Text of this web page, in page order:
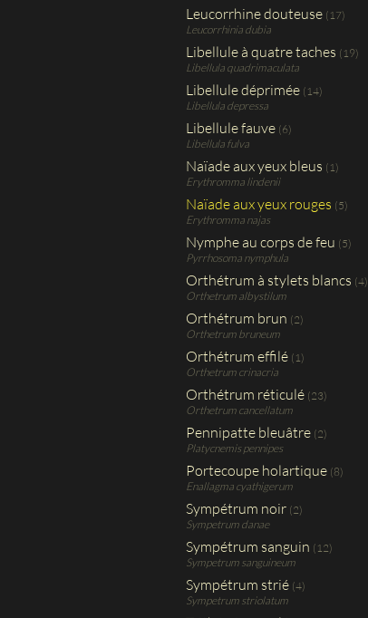
Leucorrhine douteuse (17)
Leucorrhinia dubia
Libellule à quatre taches (19)
Libellula quadrimaculata
Libellule déprimée (14)
Libellula depressa
Libellule fauve (6)
Libellula fulva
Naïade aux yeux bleus (1)
Erythromma lindenii
Naïade aux yeux rouges (5)
Erythromma najas
Nymphe au corps de feu (5)
Pyrrhosoma nymphula
Orthétrum à stylets blancs (4)
Orthetrum albystilum
Orthétrum brun (2)
Orthetrum bruneum
Orthétrum effilé (1)
Orthetrum crinacria
Orthétrum réticulé (23)
Orthetrum cancellatum
Pennipatte bleuâtre (2)
Platycnemis pennipes
Portecoupe holartique (8)
Enallagma cyathigerum
Sympétrum noir (2)
Sympetrum danae
Sympétrum sanguin (12)
Sympetrum sanguineum
Sympétrum strié (4)
Sympetrum striolatum